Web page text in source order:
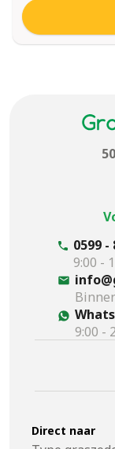
0599 -
9:00 -
9:00 -
Direct naar